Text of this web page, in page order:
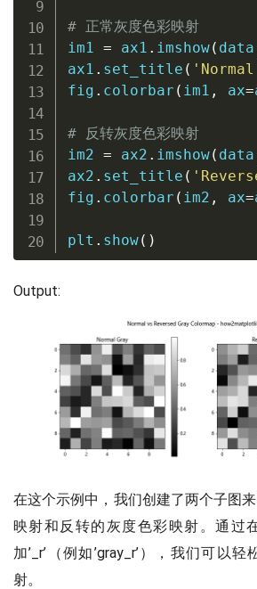
# 正常灰度色彩映射
im1 = ax1 . imshow( data
ax1 . set_title (
fig . colorbar ( im1 , ax=
# 反转灰度色彩映射
im2 = ax2 . imshow( data
ax2 . set_title (
fig . colorbar ( im2 , ax=
plt . show( )
Output:
在这个示例中，我们创建了两个子图
映射和反转的灰度色彩映射。通过
加’_r’（例如’gray_r’），我们可以
射。